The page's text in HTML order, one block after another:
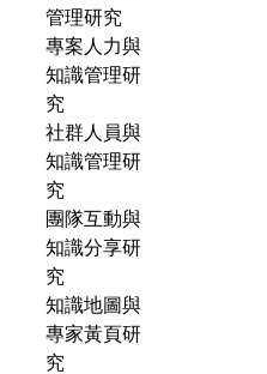
管理研究
專案人力與
知識管理研
究
社群人員與
知識管理研
究
團隊互動與
知識分享研
究
知識地圖與
專家黃頁研
究